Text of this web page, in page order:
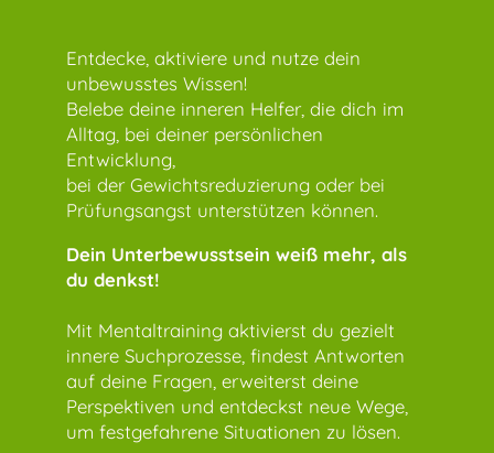
Entdecke, aktiviere und nutze dein
unbewusstes Wissen!
Belebe deine inneren Helfer, die dich im
Alltag, bei deiner persönlichen
Entwicklung,
bei der Gewichtsreduzierung oder bei
Prüfungsangst unterstützen können.
Dein Unterbewusstsein weiß mehr, als
du denkst!
Mit Mentaltraining aktivierst du gezielt
innere Suchprozesse, findest Antworten
auf deine Fragen, erweiterst deine
Perspektiven und entdeckst neue Wege,
um festgefahrene Situationen zu lösen.